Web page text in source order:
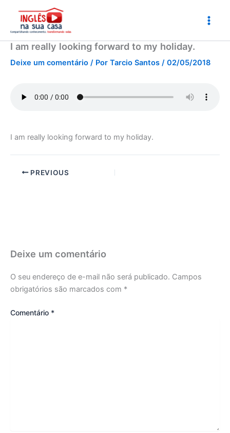
conteúdo
I am really looking forward to my holiday.
Deixe um comentário / Por Tarcio Santos / 02/05/2018
I am really looking forward to my holiday.
PREVIOUS
Deixe um comentário
O seu endereço de e-mail não será publicado. Campos
obrigatórios são marcados com *
Comentário *